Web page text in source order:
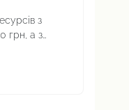
з
грн, а з